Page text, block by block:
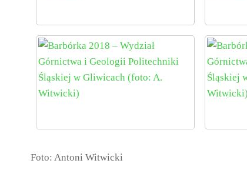
Foto: Antoni Witwicki